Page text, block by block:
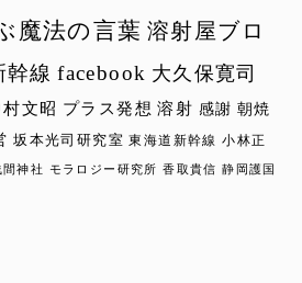
魔法の言葉 溶射屋ブロ
幹線 facebook 大久保寛司
文昭 プラス発想 溶射 感謝 朝焼
坂本光司研究室 東海道新幹線 小林正
神社 モラロジー研究所 香取貴信 静岡護国